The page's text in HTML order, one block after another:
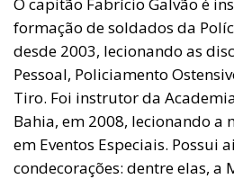
formação de soldados da
desde 2003, lecionando as
Pessoal, Policiamento
Tiro. Foi instrutor da
Bahia, em 2008, lecionando a
em Eventos Especiais. Possui
condecorações: dentre elas, a